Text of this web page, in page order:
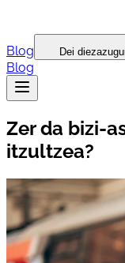
Blog Dei
Blog
Zer da bizi-
itzultzea?